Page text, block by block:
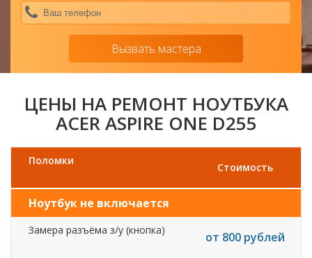
Вызвать мастера
ЦЕНЫ НА РЕМОНТ НОУТБУКА
ACER ASPIRE ONE D255
Поломки
Стоимость
Ноутбук не включается
Замера разъёма з/у (кнопка) от 800 рублей